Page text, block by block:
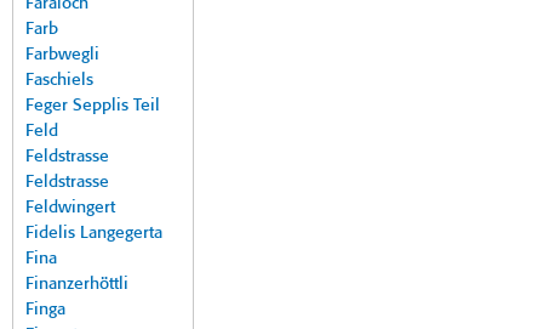
Faraloch
Farb
Farbwegli
Faschiels
Feger Sepplis Teil
Feld
Feldstrasse
Feldstrasse
Feldwingert
Fidelis Langegerta
Fina
Finanzerhöttli
Finga